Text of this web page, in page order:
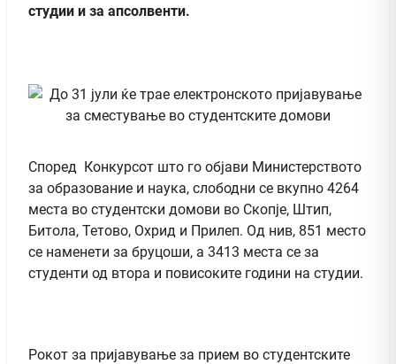
студии и за апсолвенти.
Според Конкурсот што го објави Министерството
за образование и наука, слободни се вкупно 4264
места во студентски домови во Скопје, Штип,
Битола, Тетово, Охрид и Прилеп. Од нив, 851 место
се наменети за бруцоши, а 3413 места се за
студенти од втора и повисоките години на студии.
Рокот за пријавување за прием во студентските